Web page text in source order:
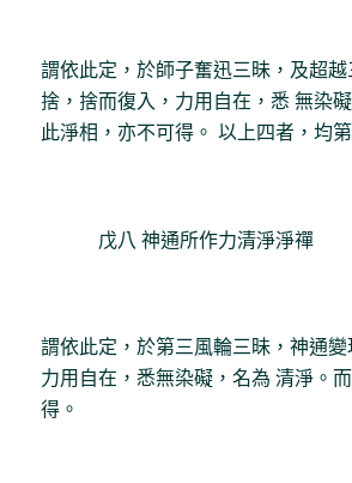
謂依此定，於師子奮迅三昧，及超
捨，捨而復入，力用自在，悉 無染
此淨相，亦不可得。 以上四者，均
戊八 神通所作力清淨淨禪
謂依此定，於第三風輪三昧，神通變
力用自在，悉無染礙，名為 清淨。
得。